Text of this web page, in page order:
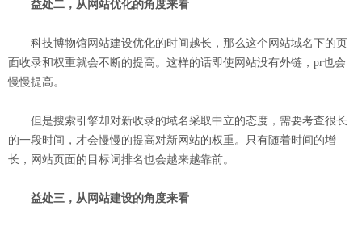
益处二，从网站优化的角度来看
科技博物馆网站建设优化的时间越长，那么这个网站域名下的页
面收录和权重就会不断的提高。这样的话即使网站没有外链，pr也会
慢慢提高。
但是搜索引擎却对新收录的域名采取中立的态度，需要考查很长
的一段时间，才会慢慢的提高对新网站的权重。只有随着时间的增
长，网站页面的目标词排名也会越来越靠前。
益处三，从网站建设的角度来看